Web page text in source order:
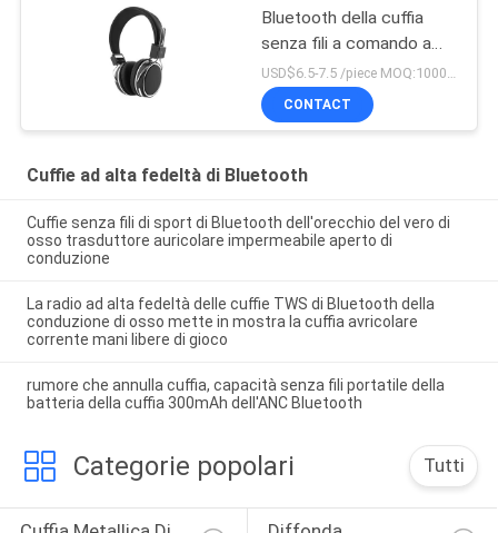
Bluetooth della cuffia
senza fili a comando a
tocco della cuffia per lo
sport
USD$6.5-7.5 /piece MOQ:1000 pezzi per oggetti
CONTACT
Cuffie ad alta fedeltà di Bluetooth
Cuffie senza fili di sport di Bluetooth dell'orecchio del vero di
osso trasduttore auricolare impermeabile aperto di
conduzione
La radio ad alta fedeltà delle cuffie TWS di Bluetooth della
conduzione di osso mette in mostra la cuffia avricolare
corrente mani libere di gioco
rumore che annulla cuffia, capacità senza fili portatile della
batteria della cuffia 300mAh dell'ANC Bluetooth
Categorie popolari Tutti